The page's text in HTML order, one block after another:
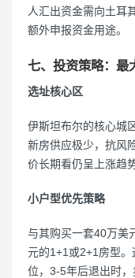
人汇出资金需向土耳
额外申报资金用途。
七、投资策略：最
选址核心区
伊斯坦布尔的核心城
新房供应极少，抗风
价长期看仍呈上涨趋势
小户型优先策略
与其购买一套40万美
元的1+1或2+1房型
位，3-5年后退出时，